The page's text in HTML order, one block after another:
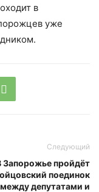
в
уже
Следующий
Запорожье пройдёт
поединок
между депутатами и